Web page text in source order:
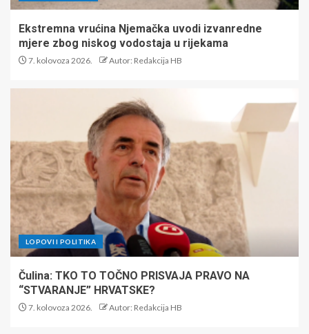
Ekstremna vrućina Njemačka uvodi izvanredne
mjere zbog niskog vodostaja u rijekama
7. kolovoza 2026. Autor: Redakcija HB
LOPOVI I POLITIKA
Čulina: TKO TO TOČNO PRISVAJA PRAVO NA
“STVARANJE” HRVATSKE?
7. kolovoza 2026. Autor: Redakcija HB